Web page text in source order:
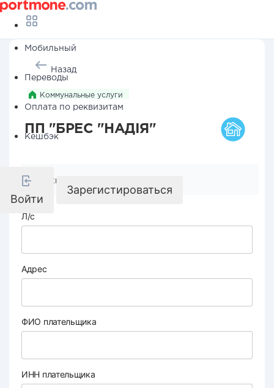
Мобильный
Переводы
Оплата по реквизитам
Кешбэк
Войти
Зарегистироваться
Назад
Коммунальные услуги
ПП "БРЕС "НАДІЯ"
Реквизиты компании
Л/с
Адрес
ФИО плательщика
ИНН плательщика